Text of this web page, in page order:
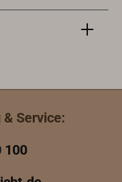
Service:
100